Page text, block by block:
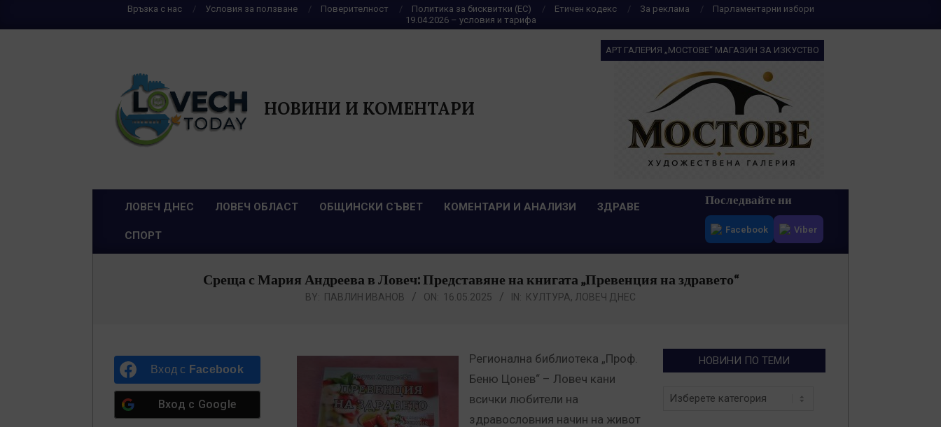
Връзка с нас Условия за ползване Поверителност Политика за бисквитки (ЕС) Етичен кодекс За реклама
Парламентарни избори
19.04.2026 – условия и тарифа
НОВИНИ И КОМЕНТАРИ
АРТ ГАЛЕРИЯ „МОСТОВЕ“ МАГАЗИН ЗА ИЗКУСТВО
Primary
ЛОВЕЧ ДНЕС ЛОВЕЧ ОБЛАСТ ОБЩИНСКИ СЪВЕТ КОМЕНТАРИ И АНАЛИЗИ ЗДРАВЕ
СПОРТ
Последвайте ни
Facebook Viber
Среща с Мария Андреева в Ловеч: Представяне на книгата „Превенция на здравето“
BY: ПАВЛИН ИВАНОВ ON: 16.05.2025 IN: КУЛТУРА, ЛОВЕЧ ДНЕС
Регионална библиотека „Проф.
Беню Цонев“ – Ловеч кани
всички любители на
здравословния начин на живот
Вход с Facebook
Вход с Google
НОВИНИ ПО ТЕМИ
Новини